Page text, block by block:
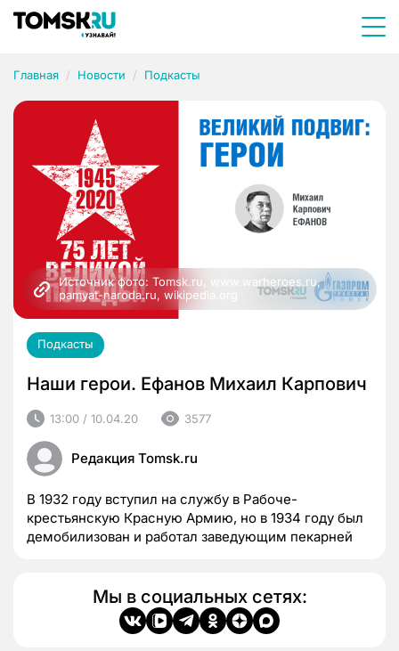
Главная Новости Подкасты
Источник фото: Tomsk.ru, www.warheroes.ru,
pamyat-naroda.ru, wikipedia.org
Подкасты
Наши герои. Ефанов Михаил Карпович
13:00 / 10.04.20 3577
Редакция Tomsk.ru
В 1932 году вступил на службу в Рабоче-
крестьянскую Красную Армию, но в 1934 году был
демобилизован и работал заведующим пекарней
Мы в социальных сетях: